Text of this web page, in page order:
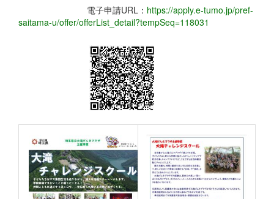
電子申請URL： https://apply.e-tumo.jp/pref-
saitama-u/offer/offerList_detail?tempSeq=118031